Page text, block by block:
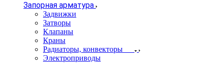
Запорная арматура
Задвижки
Затворы
Клапаны
Краны
Радиаторы, конвекторы
Электроприводы